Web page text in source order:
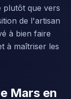
plutôt que vers
de l'artisan
à bien faire
à maîtriser les
Mars en